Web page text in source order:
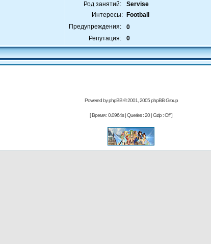
Род занятий:
Servise
Интересы:
Football
Предупреждения:
0
Репутация:
0
Powered byphpBB© 2001, 2005 phpBB Group
[ Время : 0.0964s | Queries : 20 | Gzip : Off ]